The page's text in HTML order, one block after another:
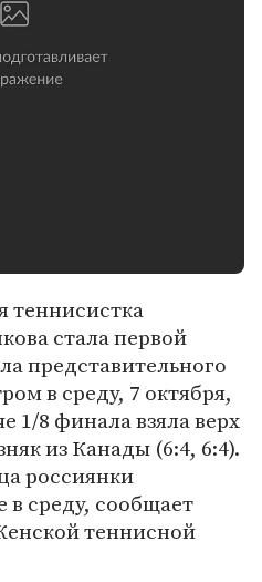
теннисистка
стала первой
представительного
в среду, 7 октября,
1/8 финала взяла верх
из Канады (6:4, 6:4).
россиянки
в среду, сообщает
теннисной